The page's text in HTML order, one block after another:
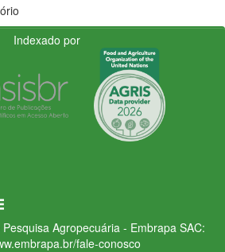
Indexado por
Agropecuária - Embrapa SAC:
fale-conosco